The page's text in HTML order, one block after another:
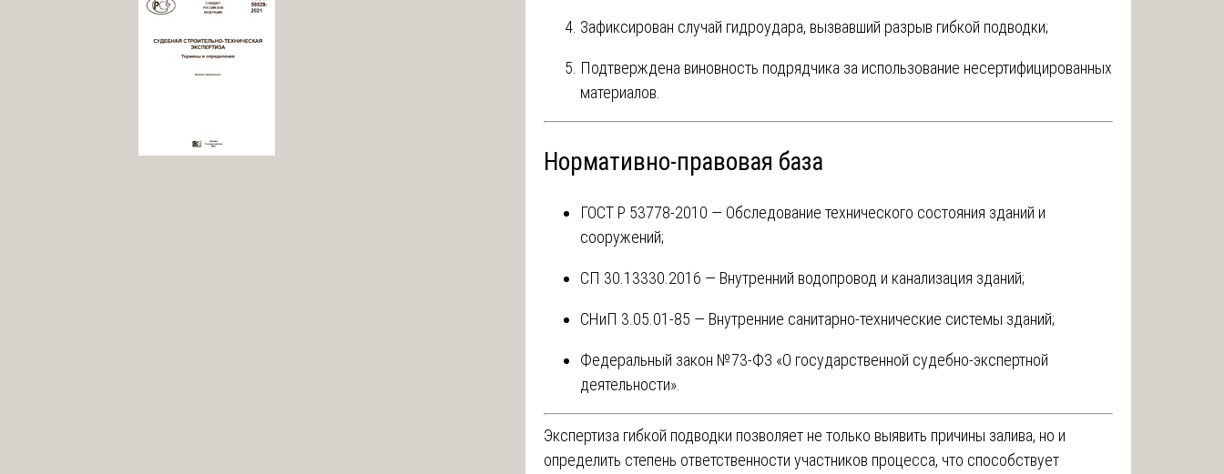
Зафиксирован случай гидроудара, вызвавший разрыв гибкой подводки;
Подтверждена виновность подрядчика за использование несертифицированных
материалов.
Нормативно-правовая база
ГОСТ Р 53778-2010 — Обследование технического состояния зданий и
сооружений;
СП 30.13330.2016 — Внутренний водопровод и канализация зданий;
СНиП 3.05.01-85 — Внутренние санитарно-технические системы зданий;
Федеральный закон №73-ФЗ «О государственной судебно-экспертной
деятельности».
Экспертиза гибкой подводки позволяет не только выявить причины залива, но и
определить степень ответственности участников процесса, что способствует